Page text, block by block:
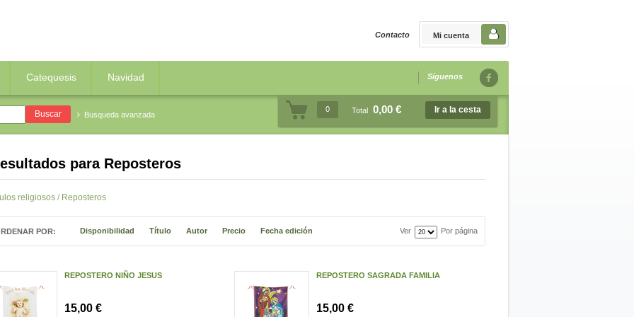
Mi cuenta
Contacto
Catequesis Navidad Síguenos
Busqueda avanzada
0 Total 0,00 € Ir a la cesta
para Reposteros
religiosos/ Reposteros
POR: Disponibilidad Título Autor Precio Fecha edición Ver Por página
REPOSTERO NIÑO JESUS
15,00 €
REPOSTERO SAGRADA FAMILIA
15,00 €